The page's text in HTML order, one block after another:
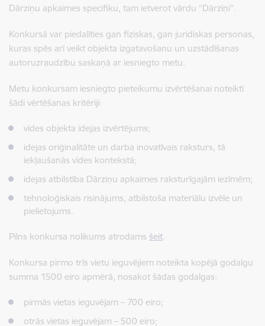
Dārziņu apkaimes specifiku, tam ietverot vārdu “Dārziņi”.
Konkursā var piedalīties gan fiziskas, gan juridiskas personas,
kuras spēs arī veikt objekta izgatavošanu un uzstādīšanas
autoruzraudzību saskaņā ar iesniegto metu.
Metu konkursam iesniegto pieteikumu izvērtēšanai noteikti
šādi vērtēšanas kritēriji:
vides objekta idejas izvērtējums;
idejas oriģinalitāte un darba inovatīvais raksturs, tā
iekļaušanās vides kontekstā;
idejas atbilstība Dārziņu apkaimes raksturīgajām iezīmēm;
tehnoloģiskais risinājums, atbilstoša materiālu izvēle un
pielietojums.
Pilns konkursa nolikums atrodams šeit.
Konkursa pirmo trīs vietu ieguvējiem noteikta kopējā godalgu
summa 1500 eiro apmērā, nosakot šādas godalgas:
pirmās vietas ieguvējam – 700 eiro;
otrās vietas ieguvējam – 500 eiro;